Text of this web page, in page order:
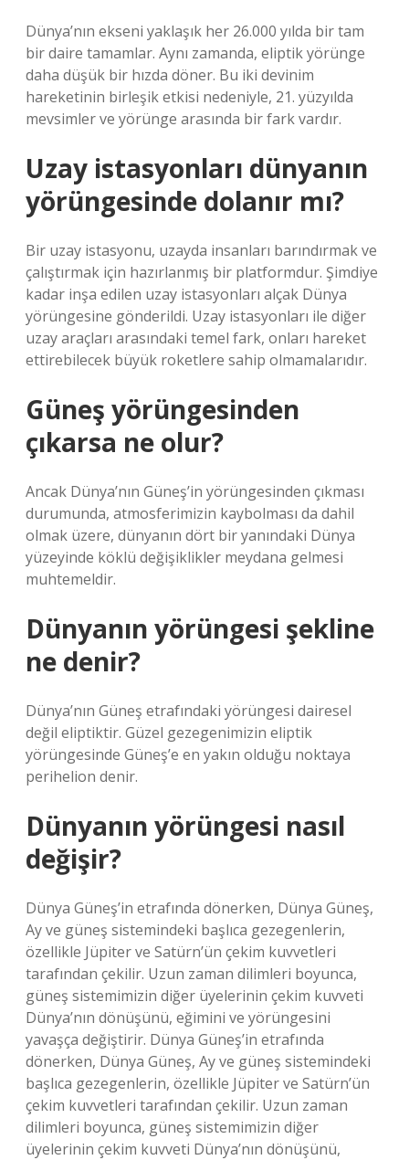
Dünya’nın ekseni yaklaşık her 26.000 yılda bir tam
bir daire tamamlar. Aynı zamanda, eliptik yörünge
daha düşük bir hızda döner. Bu iki devinim
hareketinin birleşik etkisi nedeniyle, 21. yüzyılda
mevsimler ve yörünge arasında bir fark vardır.
Uzay istasyonları dünyanın
yörüngesinde dolanır mı?
Bir uzay istasyonu, uzayda insanları barındırmak ve
çalıştırmak için hazırlanmış bir platformdur. Şimdiye
kadar inşa edilen uzay istasyonları alçak Dünya
yörüngesine gönderildi. Uzay istasyonları ile diğer
uzay araçları arasındaki temel fark, onları hareket
ettirebilecek büyük roketlere sahip olmamalarıdır.
Güneş yörüngesinden
çıkarsa ne olur?
Ancak Dünya’nın Güneş’in yörüngesinden çıkması
durumunda, atmosferimizin kaybolması da dahil
olmak üzere, dünyanın dört bir yanındaki Dünya
yüzeyinde köklü değişiklikler meydana gelmesi
muhtemeldir.
Dünyanın yörüngesi şekline
ne denir?
Dünya’nın Güneş etrafındaki yörüngesi dairesel
değil eliptiktir. Güzel gezegenimizin eliptik
yörüngesinde Güneş’e en yakın olduğu noktaya
perihelion denir.
Dünyanın yörüngesi nasıl
değişir?
Dünya Güneş’in etrafında dönerken, Dünya Güneş,
Ay ve güneş sistemindeki başlıca gezegenlerin,
özellikle Jüpiter ve Satürn’ün çekim kuvvetleri
tarafından çekilir. Uzun zaman dilimleri boyunca,
güneş sistemimizin diğer üyelerinin çekim kuvveti
Dünya’nın dönüşünü, eğimini ve yörüngesini
yavaşça değiştirir. Dünya Güneş’in etrafında
dönerken, Dünya Güneş, Ay ve güneş sistemindeki
başlıca gezegenlerin, özellikle Jüpiter ve Satürn’ün
çekim kuvvetleri tarafından çekilir. Uzun zaman
dilimleri boyunca, güneş sistemimizin diğer
üyelerinin çekim kuvveti Dünya’nın dönüşünü,